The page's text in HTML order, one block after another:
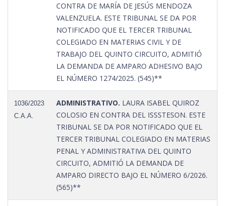
CONTRA DE MARÍA DE JESÚS MENDOZA
VALENZUELA. ESTE TRIBUNAL SE DA POR
NOTIFICADO QUE EL TERCER TRIBUNAL
COLEGIADO EN MATERIAS CIVIL Y DE
TRABAJO DEL QUINTO CIRCUITO, ADMITIÓ
LA DEMANDA DE AMPARO ADHESIVO BAJO
EL NÚMERO 1274/2025. (545)**
1036/2023
C.A.A.
ADMINISTRATIVO. LAURA ISABEL QUIROZ
COLOSIO EN CONTRA DEL ISSSTESON. ESTE
TRIBUNAL SE DA POR NOTIFICADO QUE EL
TERCER TRIBUNAL COLEGIADO EN MATERIAS
PENAL Y ADMINISTRATIVA DEL QUINTO
CIRCUITO, ADMITIÓ LA DEMANDA DE
AMPARO DIRECTO BAJO EL NÚMERO 6/2026.
(565)**